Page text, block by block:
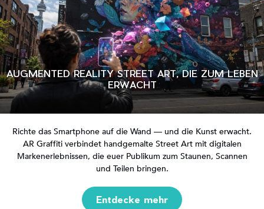
AUGMENTED REALITY STREET ART, DIE ZUM LEBEN
ERWACHT
Richte das Smartphone auf die Wand — und die Kunst erwacht.
AR Graffiti verbindet handgemalte Street Art mit digitalen
Markenerlebnissen, die euer Publikum zum Staunen, Scannen
und Teilen bringen.
Entdecke mehr